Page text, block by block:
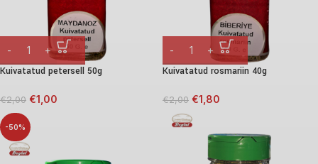
Kuivatatud petersell 50g
€2,00 €1,00
Kuivatatud rosmariin 40g
€2,00 €1,80
-50%